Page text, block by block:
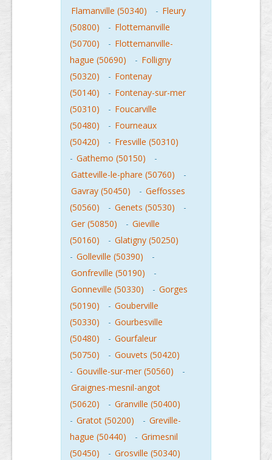
Flamanville (50340)
- Fleury
(50800)
- Flottemanville
(50700)
- Flottemanville-
hague (50690)
- Folligny
(50320)
- Fontenay
(50140)
- Fontenay-sur-mer
(50310)
- Foucarville
(50480)
- Fourneaux
(50420)
- Fresville (50310)
- Gathemo (50150)
-
Gatteville-le-phare (50760)
-
Gavray (50450)
- Geffosses
(50560)
- Genets (50530)
-
Ger (50850)
- Gieville
(50160)
- Glatigny (50250)
- Golleville (50390)
-
Gonfreville (50190)
-
Gonneville (50330)
- Gorges
(50190)
- Gouberville
(50330)
- Gourbesville
(50480)
- Gourfaleur
(50750)
- Gouvets (50420)
- Gouville-sur-mer (50560)
-
Graignes-mesnil-angot
(50620)
- Granville (50400)
- Gratot (50200) - Greville-
hague (50440)
- Grimesnil
(50450)
- Grosville (50340)